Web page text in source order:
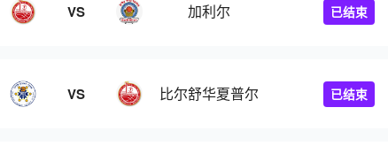
VS 加利尔 已结束
VS 比尔舒华夏普尔 已结束